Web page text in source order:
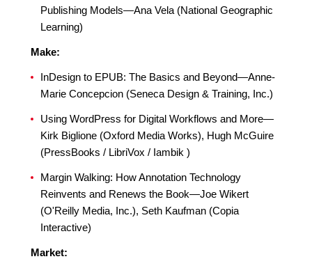
Publishing Models—Ana Vela (National Geographic
Learning)
Make:
InDesign to EPUB: The Basics and Beyond—Anne-
Marie Concepcion (Seneca Design & Training, Inc.)
Using WordPress for Digital Workflows and More—
Kirk Biglione (Oxford Media Works), Hugh McGuire
(PressBooks / LibriVox / Iambik )
Margin Walking: How Annotation Technology
Reinvents and Renews the Book—Joe Wikert
(O'Reilly Media, Inc.), Seth Kaufman (Copia
Interactive)
Market: